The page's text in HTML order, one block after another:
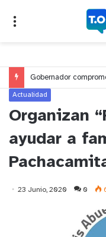
Actualidad
Organizan
ayudar a
23 Junio, 2020 0